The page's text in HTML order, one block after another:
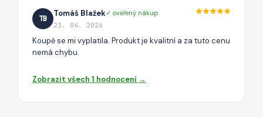
TB
Tomáš Blažek✓ ověřený nákup
23. 04. 2026
Koupě se mi vyplatila. Produkt je kvalitní a za tuto cenu
nemá chybu.
Zobrazit všech 1 hodnocení →